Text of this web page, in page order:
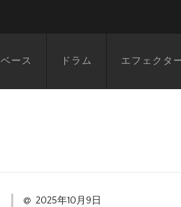
ベース ドラム エフェクタ
2025年10月9日